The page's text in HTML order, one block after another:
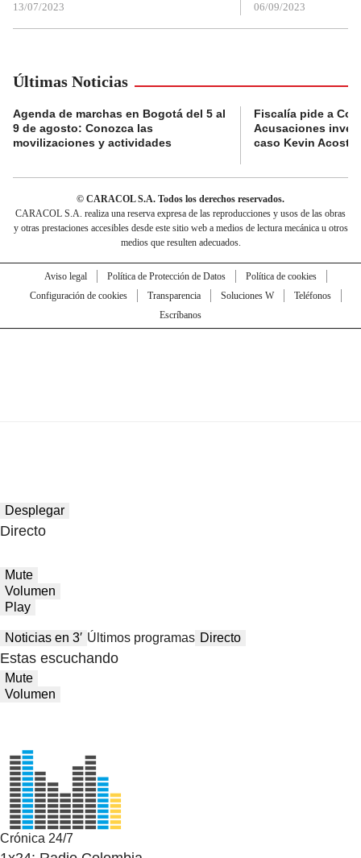
13/07/2023 06/09/2023
Últimas Noticias
Agenda de marchas en Bogotá del 5 al
9 de agosto: Conozca las
movilizaciones y actividades
Fiscalía pide a
Acusaciones
caso Kevin Acosta
© CARACOL S.A. Todos los derechos reservados.
CARACOL S.A. realiza una reserva expresa de las reproducciones y usos de las obras
y otras prestaciones accesibles desde este sitio web a medios de lectura mecánica u otros
medios que resulten adecuados.
Aviso legal Política de Protección de Datos
Política de cookies
Configuración de cookies
Transparencia Soluciones W
Teléfonos
Escríbanos
Desplegar
Directo
Mute
Volumen
Play
Noticias en 3′ Últimos programas Directo
Estas escuchando
Mute
Volumen
Crónica 24/7